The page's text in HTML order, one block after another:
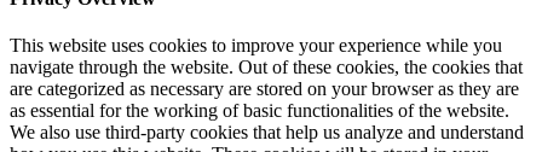
This website uses cookies to improve your experience while you
navigate through the website. Out of these cookies, the cookies that
are categorized as necessary are stored on your browser as they are
as essential for the working of basic functionalities of the website.
We also use third-party cookies that help us analyze and understand